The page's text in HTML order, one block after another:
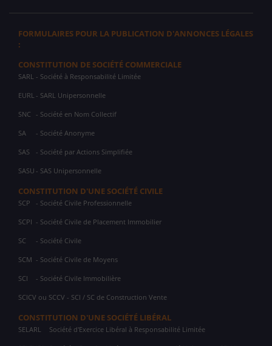
FORMULAIRES POUR LA PUBLICATION D'ANNONCES LÉGALES
:
CONSTITUTION DE SOCIÉTÉ COMMERCIALE
SARL - Société à Responsabilité Limitée
EURL - SARL Unipersonnelle
SNC - Société en Nom Collectif
SA - Société Anonyme
SAS - Société par Actions Simplifiée
SASU - SAS Unipersonnelle
CONSTITUTION D'UNE SOCIÉTÉ CIVILE
SCP - Société Civile Professionnelle
SCPI - Société Civile de Placement Immobilier
SC - Société Civile
SCM - Société Civile de Moyens
SCI - Société Civile Immobilière
SCICV ou SCCV - SCI / SC de Construction Vente
CONSTITUTION D'UNE SOCIÉTÉ LIBÉRAL
SELARL Société d'Exercice Libéral à Responsabilité Limitée